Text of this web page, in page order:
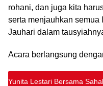
rohani, dan juga kita
serta menjauhkan semua
Jauhari dalam
Acara berlangsung
Yunita Lestari Bersama